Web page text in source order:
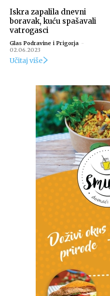
Iskra zapalila dnevni
boravak, kuću spašavali
vatrogasci
Glas Podravine i Prigorja -
02.06.2023
Učitaj više